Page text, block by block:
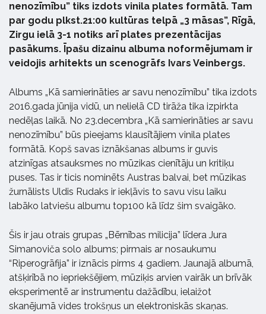
nenozīmību” tiks izdots vinila plates formātā. Tam
par godu plkst.21:00 kultūras telpā „3 māsas”, Rīgā,
Zirgu ielā 3-1 notiks arī plates prezentācijas
pasākums. Īpašu dizainu albuma noformējumam ir
veidojis arhitekts un scenogrāfs Ivars Veinbergs.
Albums „Kā samierināties ar savu nenozīmību” tika izdots
2016.gada jūnija vidū, un nelielā CD tirāža tika izpirkta
nedēļas laikā. No 23.decembra „Kā samierināties ar savu
nenozīmību” būs pieejams klausītājiem vinila plates
formātā. Kopš savas iznākšanas albums ir guvis
atzinīgas atsauksmes no mūzikas cienītāju un kritiķu
puses. Tas ir ticis nominēts Austras balvai, bet mūzikas
žurnālists Uldis Rudaks ir iekļāvis to savu visu laiku
labāko latviešu albumu top100 kā līdz šim svaigāko.
Šis ir jau otrais grupas „Bērnības milicija” līdera Jura
Simanoviča solo albums; pirmais ar nosaukumu
“Riperogrāfija” ir iznācis pirms 4 gadiem. Jaunajā albumā,
atšķirībā no iepriekšējiem, mūziķis arvien vairāk un brīvāk
eksperimentē ar instrumentu dažādību, ielaižot
skanējumā vides trokšņus un elektroniskās skaņas.